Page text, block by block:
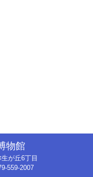
物館
が丘6丁目
559-2007